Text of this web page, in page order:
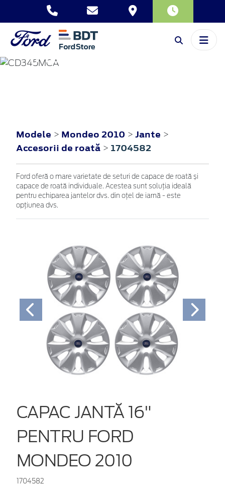
MONDEO
Modele > Mondeo 2010 > Jante >
Accesorii de roată > 1704582
Ford oferă o mare varietate de seturi de capace de roată și
capace de roată individuale. Acestea sunt soluția ideală
pentru echiparea jantelor dvs. din oțel de iarnă - este
opțiunea dvs.
CAPAC JANTĂ 16"
PENTRU FORD
MONDEO 2010
1704582